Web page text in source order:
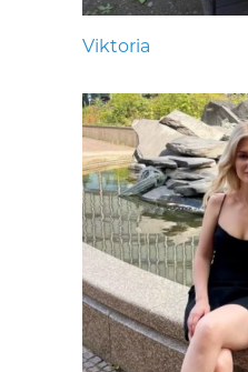
Viktoria